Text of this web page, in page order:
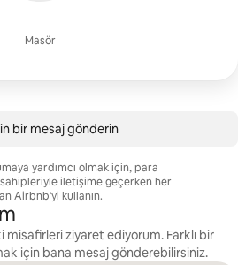
Masör
bir mesaj gönderin
yardımcı olmak için, para
iletişime geçerken her
Airbnb'yi kullanın.
ziyaret ediyorum. Farklı bir
için bana mesaj gönderebilirsiniz.